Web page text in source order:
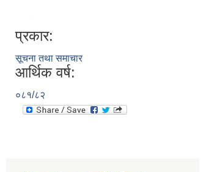
प्रकार:
सूचना तथा समाचार
आर्थिक वर्ष:
०८१/८२